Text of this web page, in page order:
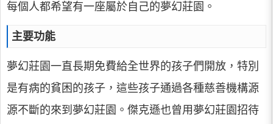
每個人都希望有一座屬於自己的夢幻莊園。
主要功能
夢幻莊園一直長期免費給全世界的孩子們開放，特別
是有病的貧困的孩子，這些孩子通過各種慈善機構源
源不斷的來到夢幻莊園。傑克遜也曾用夢幻莊園招待